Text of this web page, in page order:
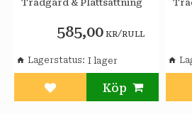
Trädgård & Plattsättning
585,00 KR/RULL
Lägg till i favoriter
Lagerstatus